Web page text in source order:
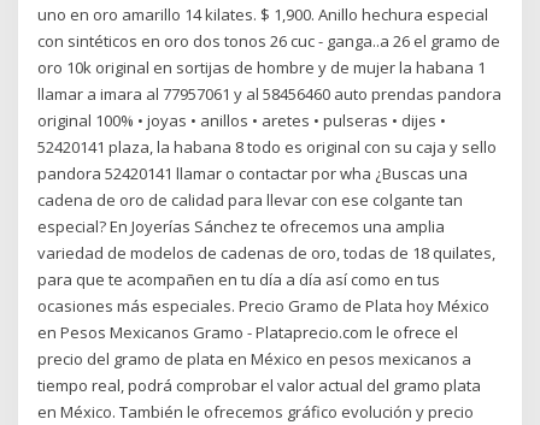
uno en oro amarillo 14 kilates. $ 1,900. Anillo hechura especial
con sintéticos en oro dos tonos 26 cuc - ganga..a 26 el gramo de
oro 10k original en sortijas de hombre y de mujer la habana 1
llamar a imara al 77957061 y al 58456460 auto prendas pandora
original 100% • joyas • anillos • aretes • pulseras • dijes •
52420141 plaza, la habana 8 todo es original con su caja y sello
pandora 52420141 llamar o contactar por wha ¿Buscas una
cadena de oro de calidad para llevar con ese colgante tan
especial? En Joyerías Sánchez te ofrecemos una amplia
variedad de modelos de cadenas de oro, todas de 18 quilates,
para que te acompañen en tu día a día así como en tus
ocasiones más especiales. Precio Gramo de Plata hoy México
en Pesos Mexicanos Gramo - Plataprecio.com le ofrece el
precio del gramo de plata en México en pesos mexicanos a
tiempo real, podrá comprobar el valor actual del gramo plata
en México. También le ofrecemos gráfico evolución y precio